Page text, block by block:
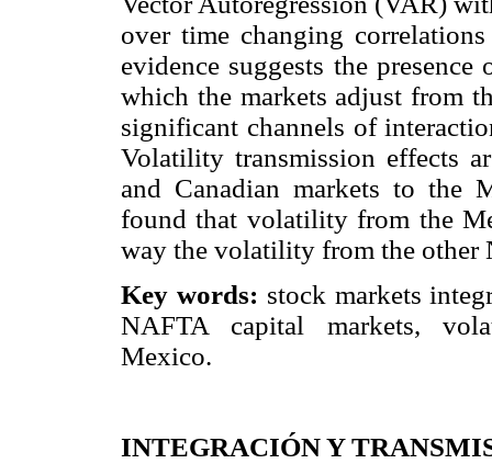
over time changing
evidence suggests the
which the markets adjust from
significant channels of
Volatility transmission effects
and Canadian markets to the
found that volatility from the
way the volatility from the other
Key words: stock markets
NAFTA capital markets,
Mexico.
INTEGRACIÓN Y